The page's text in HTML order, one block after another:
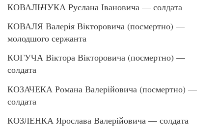
КОВАЛЬЧУКА Руслана Івановича — солдата
КОВАЛЯ Валерія Вікторовича (посмертно) —
молодшого сержанта
КОГУЧА Віктора Вікторовича (посмертно) —
солдата
КОЗАЧЕКА Романа Валерійовича (посмертно) —
солдата
КОЗЛЕНКА Ярослава Валерійовича — солдата